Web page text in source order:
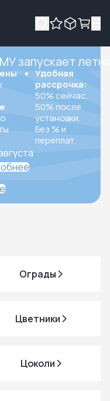
запускает
Удобная
рассрочка:
50% сейчас,
50% после
установки.
Без % и
переплат.
Ограды
Цветники
Цоколи